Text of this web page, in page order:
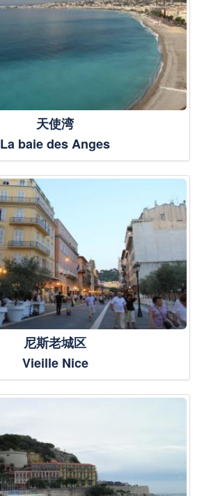
天使湾
La baie des Anges
尼斯老城区
Vieille Nice